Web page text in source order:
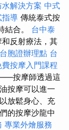
解決方案 中式
指導 傳統泰式按
結合。 台中泰
和反射療法，其
胞證辦理點 台
費按摩入門課程
按摩師透過這
按摩可以進一
放鬆身心、充
的按摩沙龍中
專業外燴服務